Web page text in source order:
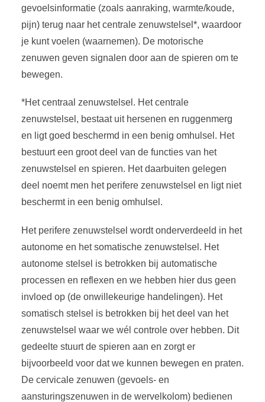
gevoelsinformatie (zoals aanraking, warmte/koude,
pijn) terug naar het centrale zenuwstelsel*, waardoor
je kunt voelen (waarnemen). De motorische
zenuwen geven signalen door aan de spieren om te
bewegen.
*Het centraal zenuwstelsel. Het centrale
zenuwstelsel, bestaat uit hersenen en ruggenmerg
en ligt goed beschermd in een benig omhulsel. Het
bestuurt een groot deel van de functies van het
zenuwstelsel en spieren. Het daarbuiten gelegen
deel noemt men het perifere zenuwstelsel en ligt niet
beschermt in een benig omhulsel.
Het perifere zenuwstelsel wordt onderverdeeld in het
autonome en het somatische zenuwstelsel. Het
autonome stelsel is betrokken bij automatische
processen en reflexen en we hebben hier dus geen
invloed op (de onwillekeurige handelingen). Het
somatisch stelsel is betrokken bij het deel van het
zenuwstelsel waar we wél controle over hebben. Dit
gedeelte stuurt de spieren aan en zorgt er
bijvoorbeeld voor dat we kunnen bewegen en praten.
De cervicale zenuwen (gevoels- en
aansturingszenuwen in de wervelkolom) bedienen